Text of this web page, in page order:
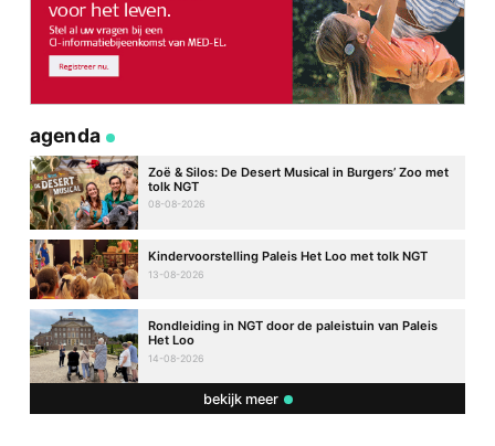
agenda
Zoë & Silos: De Desert Musical in Burgers’ Zoo met
tolk NGT
08-08-2026
Kindervoorstelling Paleis Het Loo met tolk NGT
13-08-2026
Rondleiding in NGT door de paleistuin van Paleis
Het Loo
14-08-2026
bekijk meer